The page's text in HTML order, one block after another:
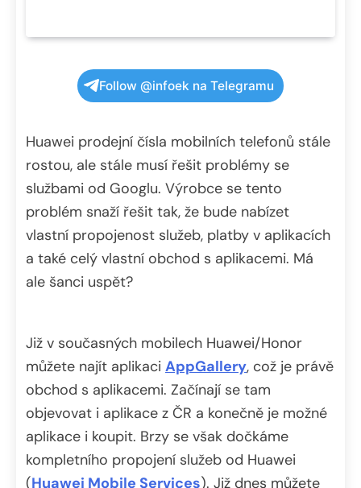
Follow @infoek na Telegramu
Huawei prodejní čísla mobilních telefonů stále
rostou, ale stále musí řešit problémy se
službami od Googlu. Výrobce se tento
problém snaží řešit tak, že bude nabízet
vlastní propojenost služeb, platby v aplikacích
a také celý vlastní obchod s aplikacemi. Má
ale šanci uspět?
Již v současných mobilech Huawei/Honor
můžete najít aplikaci AppGallery, což je právě
obchod s aplikacemi. Začínají se tam
objevovat i aplikace z ČR a konečně je možné
aplikace i koupit. Brzy se však dočkáme
kompletního propojení služeb od Huawei
(Huawei Mobile Services). Již dnes můžete